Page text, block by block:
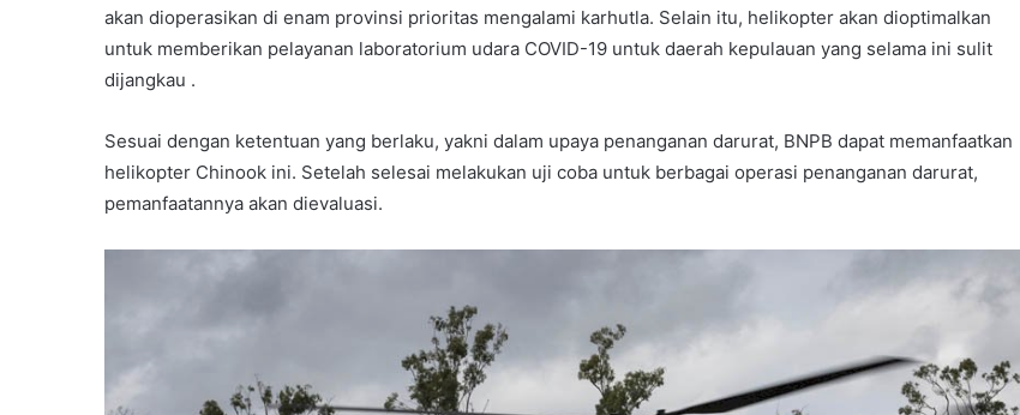
akan dioperasikan di enam provinsi prioritas mengalami karhutla. Selain itu, helikopter akan dioptimalkan
untuk memberikan pelayanan laboratorium udara COVID-19 untuk daerah kepulauan yang selama ini sulit
dijangkau .
Sesuai dengan ketentuan yang berlaku, yakni dalam upaya penanganan darurat, BNPB dapat memanfaatkan
helikopter Chinook ini. Setelah selesai melakukan uji coba untuk berbagai operasi penanganan darurat,
pemanfaatannya akan dievaluasi.